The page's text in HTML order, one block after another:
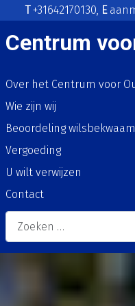
Centrum
Over het Centrum voor
Wie zijn wij
Beoordeling
Vergoeding
U wilt verwijzen
Contact
Zoeken
T+31642170130, E